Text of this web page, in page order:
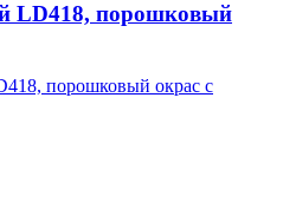
LD418, порошковый